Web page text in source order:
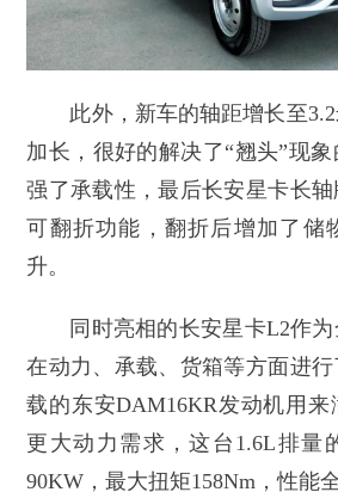
此外，新车的轴距增长至
加长，很好的解决了“翘头”现
强了承载性，最后长安星卡长
可翻折功能，翻折后增加了储
升。
同时亮相的长安星卡L2作为
在动力、承载、货箱等方面进
载的东安DAM16KR发动机用
更大动力需求，这台1.6L排量
90KW，最大扭矩158Nm，性能